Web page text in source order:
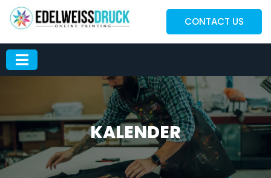
CONTACT US
KALENDER